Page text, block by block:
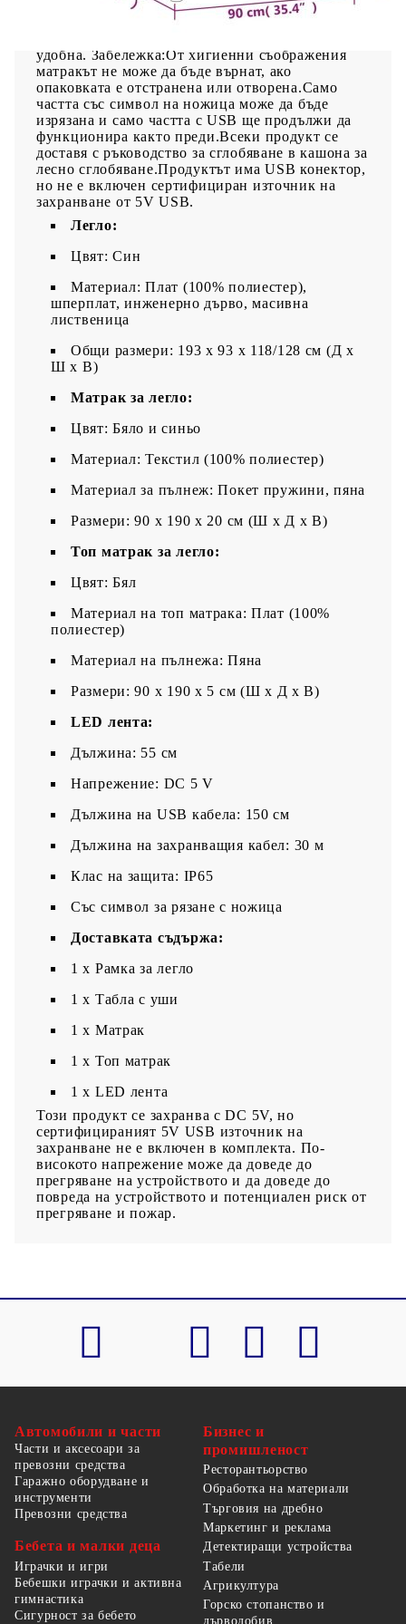
въртене.Благоприятен за кожата топ матрак:
Протекторът за матрак има издръжлива, както и
удобна. Забележка:От хигиенни съображения
матракът не може да бъде върнат, ако
опаковката е отстранена или отворена.Само
частта със символ на ножица може да бъде
изрязана и само частта с USB ще продължи да
функционира както преди.Всеки продукт се
доставя с ръководство за сглобяване в кашона за
лесно сглобяване.Продуктът има USB конектор,
но не е включен сертифициран източник на
захранване от 5V USB.
Легло:
Цвят: Син
Материал: Плат (100% полиестер),
шперплат, инженерно дърво, масивна
лиственица
Общи размери: 193 x 93 x 118/128 см (Д x
Ш x В)
Матрак за легло:
Цвят: Бяло и синьо
Материал: Текстил (100% полиестер)
Материал за пълнеж: Покет пружини, пяна
Размери: 90 x 190 x 20 см (Ш x Д x В)
Топ матрак за легло:
Цвят: Бял
Материал на топ матрака: Плат (100%
полиестер)
Материал на пълнежа: Пяна
Размери: 90 x 190 x 5 см (Ш x Д x В)
LED лента:
Дължина: 55 см
Напрежение: DC 5 V
Дължина на USB кабела: 150 см
Дължина на захранващия кабел: 30 м
Клас на защита: IP65
Със символ за рязане с ножица
Доставката съдържа:
1 x Рамка за легло
1 х Табла с уши
1 x Матрак
1 х Топ матрак
1 x LED лента
Този продукт се захранва с DC 5V, но
сертифицираният 5V USB източник на
захранване не е включен в комплекта. По-
високото напрежение може да доведе до
прегряване на устройството и да доведе до
повреда на устройството и потенциален риск от
прегряване и пожар.
Автомобили и части
Части и аксесоари за
превозни средства
Гаражно оборудване и
инструменти
Превозни средства
Бебета и малки деца
Играчки и игри
Бебешки играчки и активна
гимнастика
Сигурност за бебето
Бизнес и
промишленост
Ресторантьорство
Обработка на материали
Търговия на дребно
Маркетинг и реклама
Детектиращи устройства
Табели
Агрикултура
Горско стопанство и
дърводобив